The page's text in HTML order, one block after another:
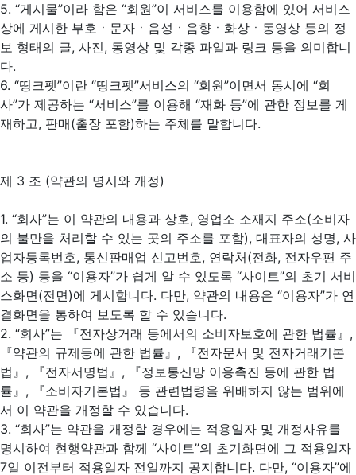
5. “게시물”이라 함은 “회원”이 서비스를 이용함에 있어 서비스
상에 게시한 부호ㆍ문자ㆍ음성ㆍ음향ㆍ화상ㆍ동영상 등의 정
보 형태의 글, 사진, 동영상 및 각종 파일과 링크 등을 의미합니
다.
6. “띵크펫”이란 “띵크펫”서비스의 “회원”이면서 동시에 “회
사”가 제공하는 “서비스”를 이용해 “재화 등”에 관한 정보를 게
재하고, 판매(출장 포함)하는 주체를 말합니다.
제 3 조 (약관의 명시와 개정)
1. “회사”는 이 약관의 내용과 상호, 영업소 소재지 주소(소비자
의 불만을 처리할 수 있는 곳의 주소를 포함), 대표자의 성명, 사
업자등록번호, 통신판매업 신고번호, 연락처(전화, 전자우편 주
소 등) 등을 “이용자”가 쉽게 알 수 있도록 “사이트”의 초기 서비
스화면(전면)에 게시합니다. 다만, 약관의 내용은 “이용자”가 연
결화면을 통하여 보도록 할 수 있습니다.
2. “회사”는 『전자상거래 등에서의 소비자보호에 관한 법률』,
『약관의 규제등에 관한 법률』, 『전자문서 및 전자거래기본
법』, 『전자서명법』, 『정보통신망 이용촉진 등에 관한 법
률』, 『소비자기본법』 등 관련법령을 위배하지 않는 범위에
서 이 약관을 개정할 수 있습니다.
3. “회사”는 약관을 개정할 경우에는 적용일자 및 개정사유를
명시하여 현행약관과 함께 “사이트”의 초기화면에 그 적용일자
7일 이전부터 적용일자 전일까지 공지합니다. 다만, “이용자”에